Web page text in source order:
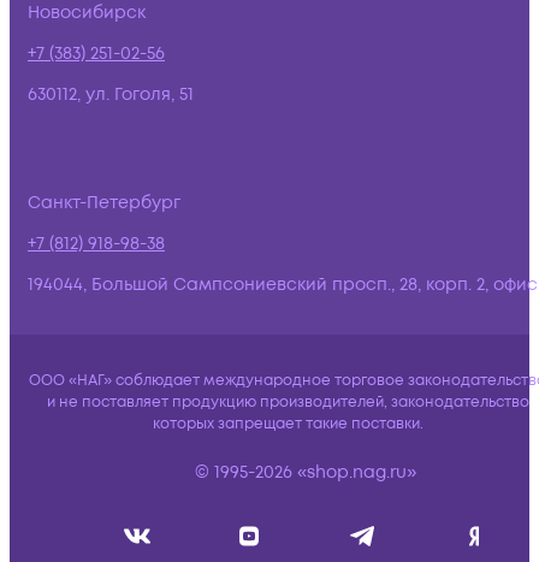
Новосибирск
+7 (383) 251-02-56
630112, ул. Гоголя, 51
Санкт-Петербург
+7 (812) 918-98-38
194044, Большой Сампсониевский просп., 28, корп. 2,
ООО «НАГ» соблюдает международное торговое
и не поставляет продукцию производителей, законодательство
которых запрещает такие поставки.
© 1995-2026 «shop.nag.ru»